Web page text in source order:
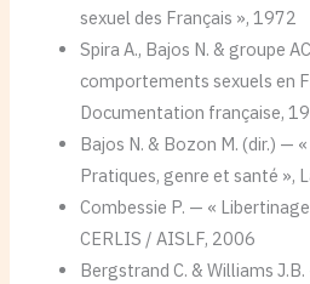
sexuel des Français », 1972
Spira A., Bajos N. & groupe
comportements sexuels en
Documentation française,
Bajos N. & Bozon M. (dir.) —
Pratiques, genre et santé »,
Combessie P. — «
CERLIS / AISLF, 2006
Bergstrand C. & Williams